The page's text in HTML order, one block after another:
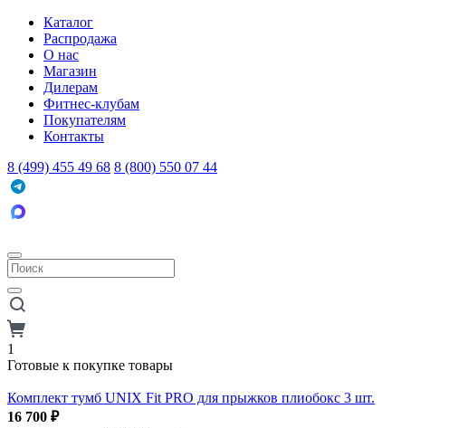
Каталог
Распродажа
О нас
Магазин
Дилерам
Фитнес-клубам
Покупателям
Контакты
8 (499) 455 49 68 8 (800) 550 07 44
1
Готовые к покупке товары
Комплект тумб UNIX Fit PRO для прыжков плиобокс 3 шт.
16 700 ₽